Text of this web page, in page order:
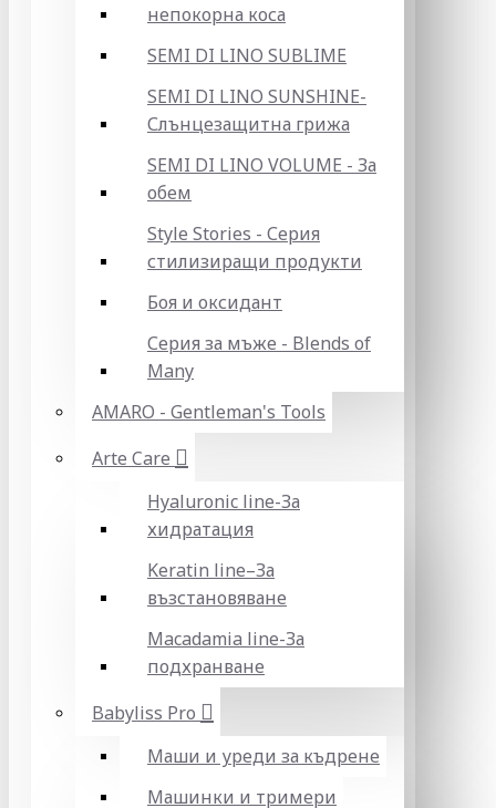
непокорна коса
SEMI DI LINO SUBLIME
SEMI DI LINO SUNSHINE-
Слънцезащитна грижа
SEMI DI LINO VOLUME - За
обем
Style Stories - Серия
стилизиращи продукти
Боя и оксидант
Серия за мъже - Blends of
Many
AMARO - Gentleman's Tools
Arte Care
Hyaluronic line-За
хидратация
Keratin line–За
възстановяване
Macadamia line-За
подхранване
Babyliss Pro
Маши и уреди за къдрене
Машинки и тримери